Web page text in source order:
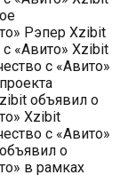
Рэпер Xzibit
«Авито» Xzibit
с «Авито»
объявил о
Xzibit
с «Авито»
о
в рамках